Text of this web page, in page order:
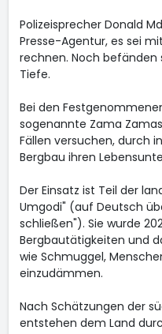
Polizeisprecher Donald
Presse-Agentur, es sei
rechnen. Noch befänden
Tiefe.
Bei den
sogenannte Zama
Fällen versuchen, durch
Bergbau ihren
Der Einsatz ist Teil der
Umgodi" (auf Deutsch
schließen"). Sie wurde
Bergbautätigkeiten und
wie Schmuggel,
einzudämmen.
Nach Schätzungen der
entstehen dem Land